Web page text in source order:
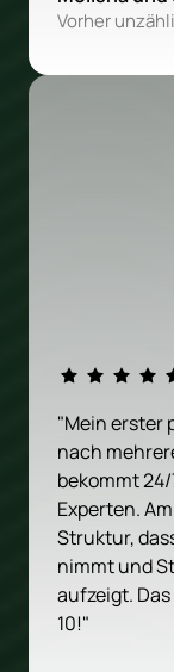
Vorher
"Mein erster
nach
bekommt
Experten.
Struktur,
nimmt und
aufzeigt.
10!"